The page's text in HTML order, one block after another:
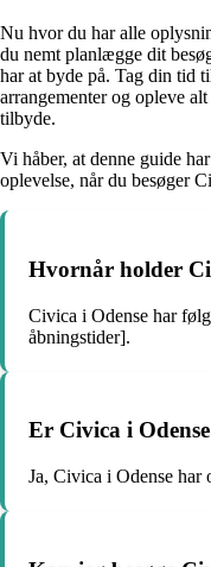
Nu hvor du har alle
du nemt planlægge dit
har at byde på. Tag din tid
arrangementer og opleve
tilbyde.
Vi håber, at denne guide
oplevelse, når du besøger
Hvornår holder
Civica i Odense har
åbningstider].
Er Civica i
Ja, Civica i Odense har